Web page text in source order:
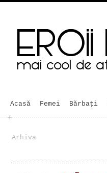
Acasă Femei Bărbaţi
Arhiva